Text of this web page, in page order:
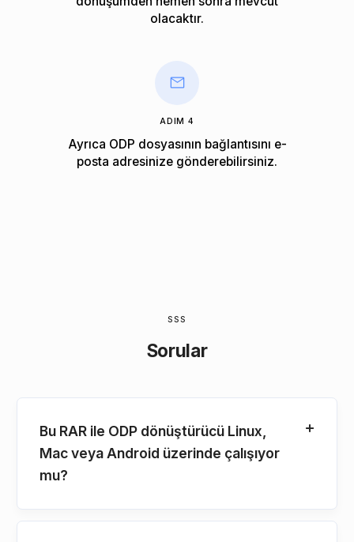
olacaktır.
ADIM 4
Ayrıca ODP dosyasının bağlantısını e-
posta adresinize gönderebilirsiniz.
SSS
Sorular
Bu RAR ile ODP dönüştürücü Linux,
Mac veya Android üzerinde çalışıyor
mu?